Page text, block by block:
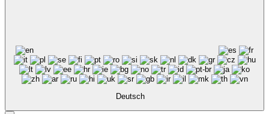
Deutsch